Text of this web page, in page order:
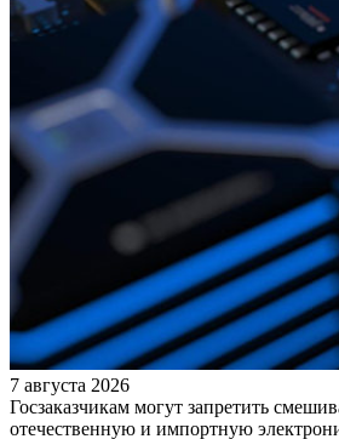
7 августа 2026
Госзаказчикам могут запретить
отечественную и импортную